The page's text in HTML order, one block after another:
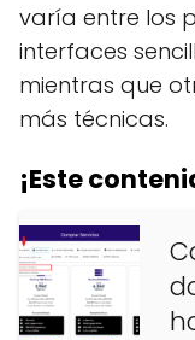
varía entre los
interfaces
mientras que
más técnicas.
¡Este